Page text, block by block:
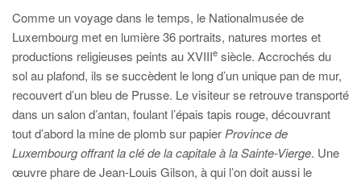
Comme un voyage dans le temps, le Nationalmusée de
Luxembourg met en lumière 36 portraits, natures mortes et
productions religieuses peints au XVIIIe siècle. Accrochés du
sol au plafond, ils se succèdent le long d’un unique pan de mur,
recouvert d’un bleu de Prusse. Le visiteur se retrouve transporté
dans un salon d’antan, foulant l’épais tapis rouge, découvrant
tout d’abord la mine de plomb sur papier Province de
Luxembourg offrant la clé de la capitale à la Sainte-Vierge. Une
œuvre phare de Jean-Louis Gilson, à qui l’on doit aussi le